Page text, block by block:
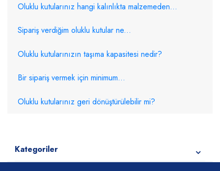
Oluklu kutularınız hangi kalınlıkta malzemeden...
Sipariş verdiğim oluklu kutular ne...
Oluklu kutularınızın taşıma kapasitesi nedir?
Bir sipariş vermek için minimum...
Oluklu kutularınız geri dönüştürülebilir mi?
Kategoriler